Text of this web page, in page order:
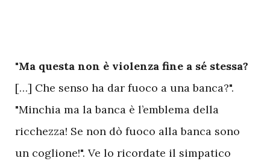
"Ma questa non è violenza fine a sé stessa?
[…] Che senso ha dar fuoco a una banca?".
"Minchia ma la banca è l’emblema della
ricchezza! Se non dò fuoco alla banca sono
un coglione!". Ve lo ricordate il simpatico